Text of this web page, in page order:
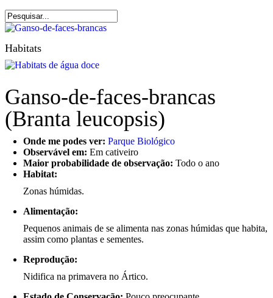
Habitats
Ganso-de-faces-brancas
(Branta leucopsis)
Onde me podes ver: Parque Biológico
Observável em: Em cativeiro
Maior probabilidade de observação: Todo o ano
Habitat:
Zonas húmidas.
Alimentação:
Pequenos animais de se alimenta nas zonas húmidas que habita,
assim como plantas e sementes.
Reprodução:
Nidifica na primavera no Ártico.